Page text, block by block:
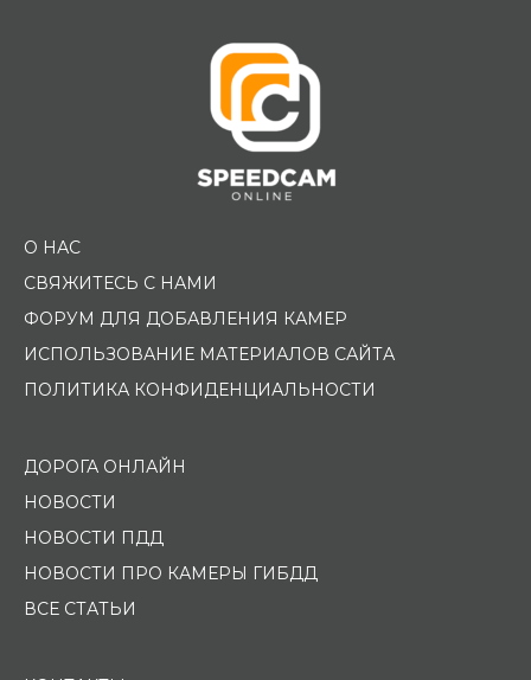
О НАС
СВЯЖИТЕСЬ С НАМИ
ФОРУМ ДЛЯ ДОБАВЛЕНИЯ КАМЕР
ИСПОЛЬЗОВАНИЕ МАТЕРИАЛОВ САЙТА
ПОЛИТИКА КОНФИДЕНЦИАЛЬНОСТИ
ДОРОГА ОНЛАЙН
НОВОСТИ
НОВОСТИ ПДД
НОВОСТИ ПРО КАМЕРЫ ГИБДД
ВСЕ СТАТЬИ